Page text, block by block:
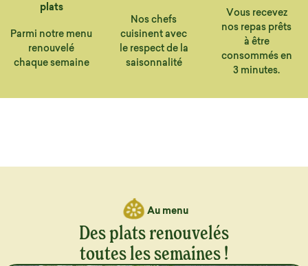
plats
Parmi notre menu
renouvelé
chaque semaine
Nos chefs
cuisinent avec
le respect de la
saisonnalité
Vous recevez
nos repas prêts
à être
consommés en
3 minutes.
Au menu
Des plats renouvelés
toutes les semaines !